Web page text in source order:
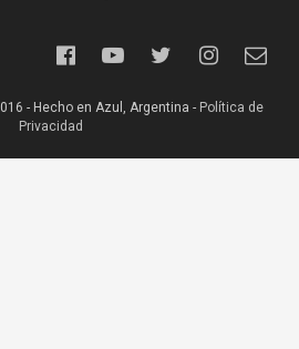
- Hecho en Azul, Argentina - Política de
Privacidad